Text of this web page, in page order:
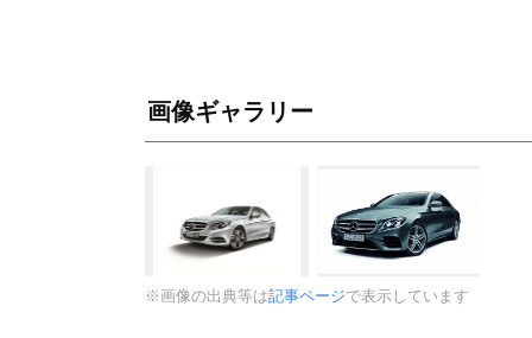
画像ギャラリー
※画像の出典等は記事ページで表示しています